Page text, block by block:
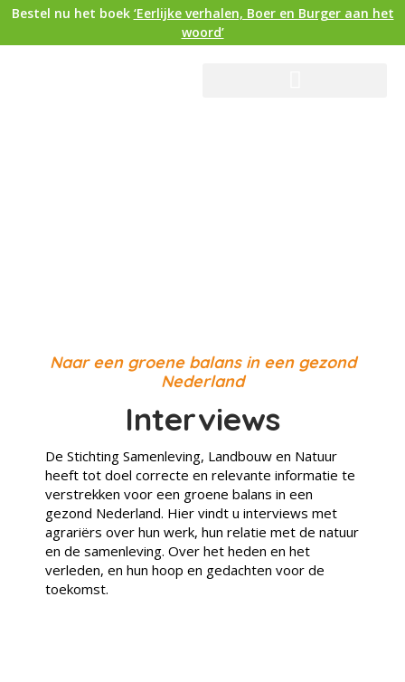
Bestel nu het boek ‘Eerlijke verhalen, Boer en Burger aan het
woord’
Naar een groene balans in een gezond
Nederland
Interviews
De Stichting Samenleving, Landbouw en Natuur
heeft tot doel correcte en relevante informatie te
verstrekken voor een groene balans in een
gezond Nederland. Hier vindt u interviews met
agrariërs over hun werk, hun relatie met de natuur
en de samenleving. Over het heden en het
verleden, en hun hoop en gedachten voor de
toekomst.